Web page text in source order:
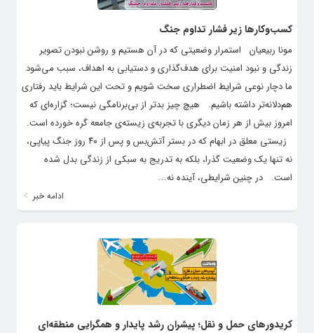
کسب‌وکارها زیر فشار تداوم جنگ
مونا ربیعیان استمرار وضعیتی که در آن هستیم و روشن نبودن تصویر
زندگی و نبود امنیت برای هدف‌گذاری و دستیابی به اهداف، سبب می‌شود
ما دچار نوعی شرایط اضطراری سخت شویم و تحت این شرایط باید رفتاری
هم‌دلانه‌تر داشته باشیم. هیچ چیز بدتر از بی‌برنامگی نیست؛ گزاره‌ای که
امروز بیش از هر زمان دیگری با تجربه‌ی زیسته‌ی جامعه گره خورده است.
زیستی معلق در ابهام که در بستر آتش‌بس و پس از ۴۰ روز جنگ پیاپی،
نه تنها یک وضعیت گذرا، بلکه به تدریج به سبکی از زندگی بدل شده
است. در چنین شرایطی، آینده نه...
ادامه خبر
کریدورهای حمل و نقل؛ پیشران رشد پایدار و همگرایی منطقه‌ای